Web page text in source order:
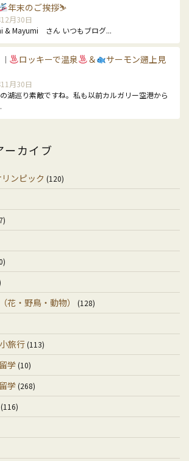
年末のご挨拶⛷
月30日
& Mayumi さん いつもブログ...
｜ ロッキーで温泉 ＆
サーモン遡上見
月30日
湖巡り素敵ですね。私も以前カルガリー空港から
ーカイブ
ンピック (120)
花・野鳥・動物） (128)
旅行(113)
学 (10)
学 (268)
(116)